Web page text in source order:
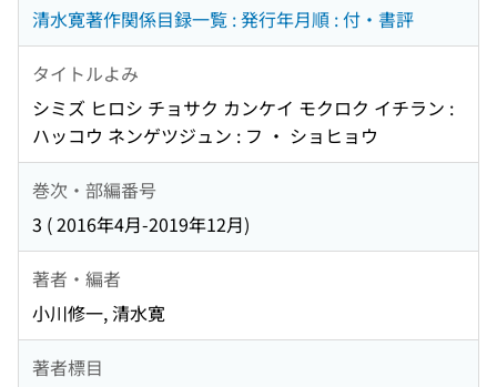
清水寛著作関係目録一覧 : 発行年月順 : 付・書評
タイトルよみ
シミズ ヒロシ チョサク カンケイ モクロク イチラン :
ハッコウ ネンゲツジュン : フ ・ ショヒョウ
巻次・部編番号
3 ( 2016年4月-2019年12月)
著者・編者
小川修一, 清水寛
著者標目